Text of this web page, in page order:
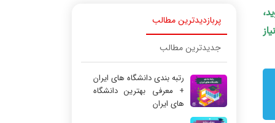
پربازدیدترین مطالب
جدیدترین مطالب
رتبه بندی دانشگاه های ایران
+ معرفی بهترین دانشگاه
های ایران